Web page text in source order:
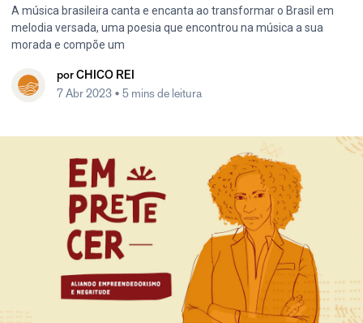
A música brasileira canta e encanta ao transformar o Brasil em
melodia versada, uma poesia que encontrou na música a sua
morada e compõe um
por CHICO REI
7 Abr 2023 • 5 mins de leitura